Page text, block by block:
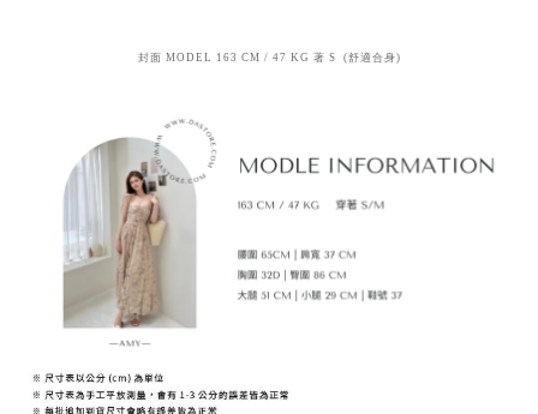
封面 MODEL 163 CM / 47 KG 著 S (舒適合身)